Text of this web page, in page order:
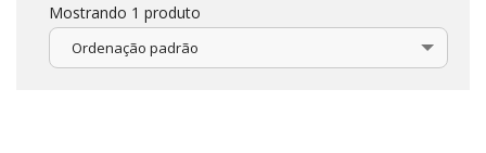
Mostrando 1 produto
Ordenação padrão